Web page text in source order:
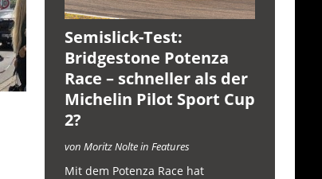
Semislick-Test:
Bridgestone Potenza
Race – schneller als der
Michelin Pilot Sport Cup
2?
von Moritz Nolte in Features
Mit dem Potenza Race hat